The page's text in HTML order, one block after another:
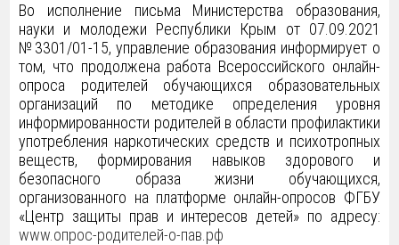
Во исполнение письма Министерства образования,
науки и молодежи Республики Крым от 07.09.2021
№3301/01-15, управление образования информирует о
том, что продолжена работа Всероссийского онлайн-
опроса родителей обучающихся образовательных
организаций по методике определения уровня
информированности родителей в области профилактики
употребления наркотических средств и психотропных
веществ, формирования навыков здорового и
безопасного образа жизни обучающихся,
организованного на платформе онлайн-опросов ФГБУ
«Центр защиты прав и интересов детей» по адресу:
www.опрос-родителей-о-пав.рф